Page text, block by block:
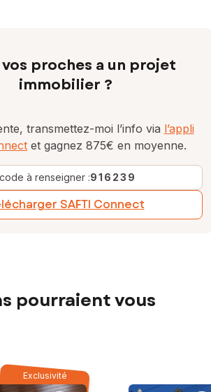
vos proches a un projet
immobilier ?
transmettez-moi l’info via l’appli
et gagnez 875€ en moyenne.
à renseigner :916239
SAFTI Connect
pourraient vous
Exclusivité